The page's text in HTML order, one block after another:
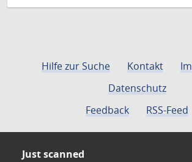
Hilfe zur Suche Kontakt
Datenschutz
Feedback
RSS-Feed
Just scanned